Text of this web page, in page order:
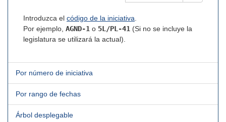
Introduzca el código de la iniciativa.
Por ejemplo, AGND-1 o 5L/PL-41 (Si no se incluye la
legislatura se utilizará la actual).
Por número de iniciativa
Por rango de fechas
Árbol desplegable